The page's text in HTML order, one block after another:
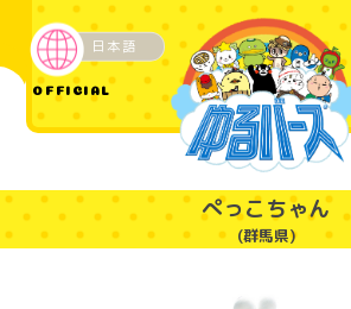
OFFICIAL
日本語
ぺっこちゃん
(群馬県)